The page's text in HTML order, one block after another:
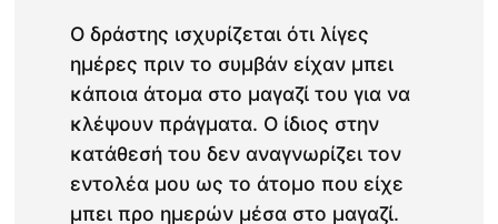
Ο δράστης ισχυρίζεται ότι λίγες
ημέρες πριν το συμβάν είχαν μπει
κάποια άτομα στο μαγαζί του για να
κλέψουν πράγματα. Ο ίδιος στην
κατάθεσή του δεν αναγνωρίζει τον
εντολέα μου ως το άτομο που είχε
μπει προ ημερών μέσα στο μαγαζί.